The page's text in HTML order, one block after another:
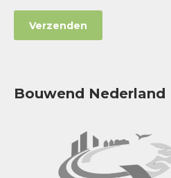
Bouwend Nederland